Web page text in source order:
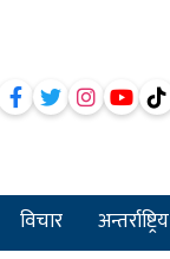
विचार अन्तर्राष्ट्रिय